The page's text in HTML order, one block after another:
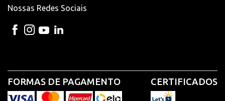
Nossas Redes Sociais
FORMAS DE PAGAMENTO CERTIFICADOS